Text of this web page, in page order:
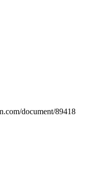
document/89418